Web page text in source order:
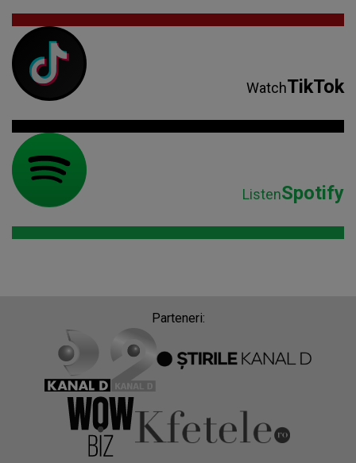
WatchTikTok
ListenSpotify
Parteneri: